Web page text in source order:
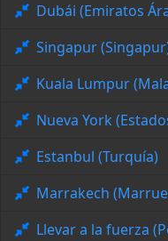
Dubái (Emiratos
Singapur
Kuala Lumpur
Nueva York
Estanbul (Turquía)
Marrakech
Llevar a la fuerza